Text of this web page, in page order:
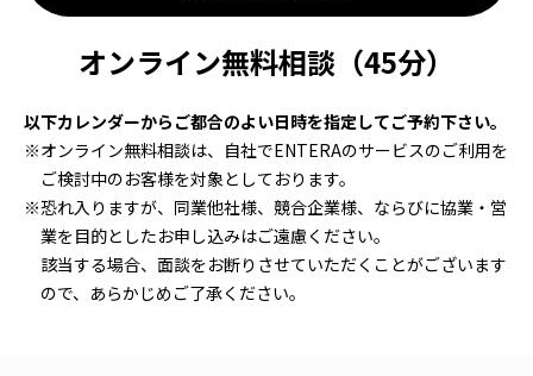
オンライン無料相談（45分）
以下カレンダーからご都合のよい日時を指定してご予約下さい。
オンライン無料相談は、自社でENTERAのサービスのご利用を
ご検討中のお客様を対象としております。
恐れ入りますが、同業他社様、競合企業様、ならびに協業・営
業を目的としたお申し込みはご遠慮ください。
該当する場合、面談をお断りさせていただくことがございます
ので、あらかじめご了承ください。